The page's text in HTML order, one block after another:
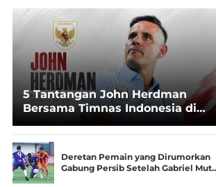
5 Tantangan John Herdman
Bersama Timnas Indonesia di
Spesialis Runner-up Menjadi
Juara
Deretan Pemain yang Dirumorkan
Gabung Persib Setelah Gabriel